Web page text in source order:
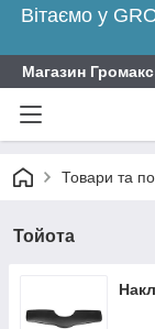
Вітаємо у
Магазин Громакс
Товари та
Тойота